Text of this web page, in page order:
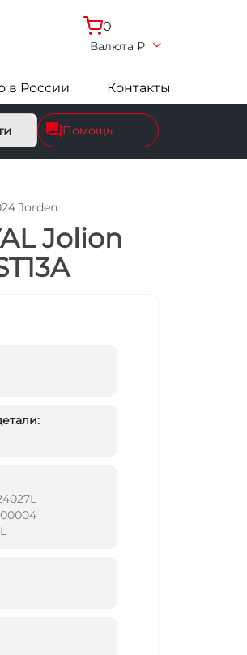
0
Валюта ₽
в России Контакты
Помощь
Jorden
Jolion